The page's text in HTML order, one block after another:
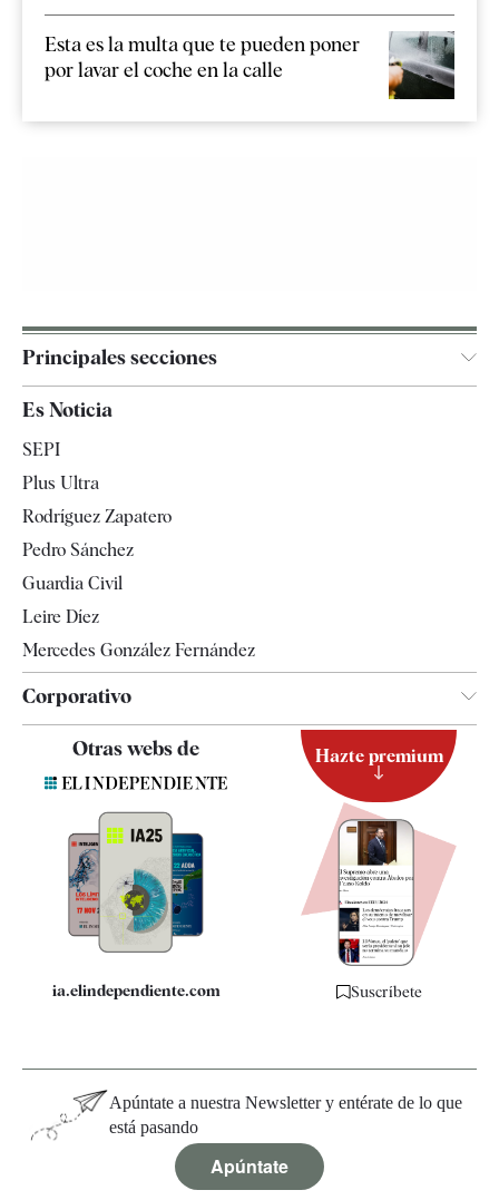
Esta es la multa que te pueden poner
por lavar el coche en la calle
Principales secciones
España
Televisión
Es Noticia
SEPI
Plus Ultra
Rodríguez Zapatero
Pedro Sánchez
Guardia Civil
Leire Díez
Mercedes González Fernández
Corporativo
Contacto
Quiénes somos
Especificaciones
Otras webs de
ia.elindependiente.com
Hazte premium
Suscríbete
Apúntate a nuestra Newsletter y entérate de lo que
está pasando
Apúntate